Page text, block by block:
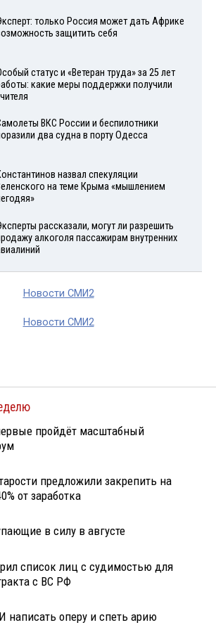
только Россия может дать Африке
защитить себя
статус и «Ветеран труда» за 25 лет
какие меры поддержки получили
ВКС России и беспилотники
два судна в порту Одесса
назвал спекуляции
на теме Крыма «мышлением
рассказали, могут ли разрешить
алкоголя пассажирам внутренних
Новости СМИ2
Новости СМИ2
пройдёт масштабный
предложили закрепить на
от заработка
в силу в августе
список лиц с судимостью для
с ВС РФ
написать оперу и спеть арию